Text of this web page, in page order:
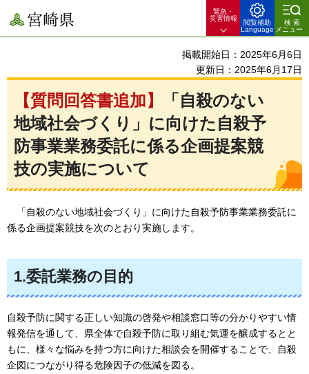
宮崎県
緊急・
災害情報
閲覧補助
Language
検索
メニュー
掲載開始日：2025年6月6日
更新日：2025年6月17日
【質問回答書追加】
「自殺のない
地域社会づくり」に向けた自殺予
防事業業務委託に係る企画提案競
技の実施について
「自殺のない地域社会づくり」に向けた自殺予防事業業務委託に
係る企画提案競技を次のとおり実施します。
1.委託業務の目的
自殺予防に関する正しい知識の啓発や相談窓口等の分かりやすい情
報発信を通して、県全体で自殺予防に取り組む気運を醸成するとと
もに、様々な悩みを持つ方に向けた相談会を開催することで、自殺
企図につながり得る危険因子の低減を図る。